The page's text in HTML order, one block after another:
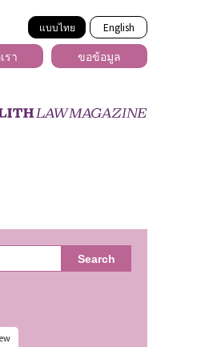
แบบไทย English
รา ขอข้อมูล
Search